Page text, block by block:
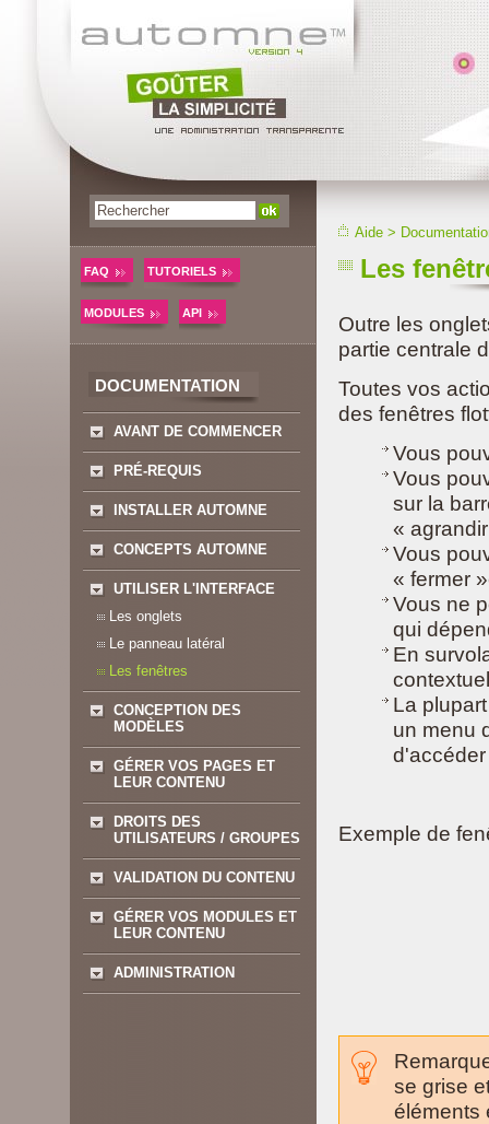
FAQ TUTORIELS
MODULES API
DOCUMENTATION
AVANT DE COMMENCER
PRÉ-REQUIS
INSTALLER AUTOMNE
CONCEPTS AUTOMNE
UTILISER L'INTERFACE
Les onglets
Le panneau latéral
Les fenêtres
CONCEPTION DES
MODÈLES
GÉRER VOS PAGES ET
LEUR CONTENU
DROITS DES
UTILISATEURS / GROUPES
VALIDATION DU CONTENU
GÉRER VOS MODULES ET
LEUR CONTENU
ADMINISTRATION
Aide >
Les
Outre les
partie centrale
Toutes vos
des fenêtres
Vous
Vous
sur la
«
Vous
« fermer
Vous ne
qui
En
La
un menu
Exemple de
se grise
éléments